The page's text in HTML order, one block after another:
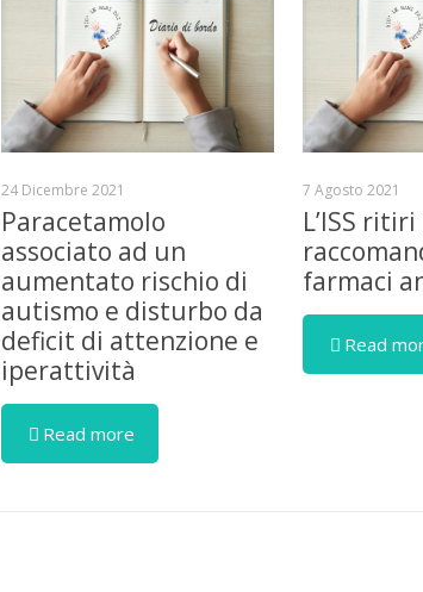
24 Dicembre 2021
Paracetamolo
associato ad un
aumentato rischio di
autismo e disturbo da
deficit di attenzione e
iperattività
Read more
7 Agosto 2021
L’ISS ritiri
farmaci
Read